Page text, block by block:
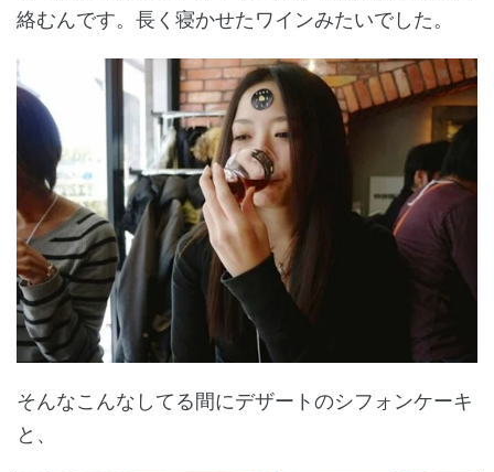
絡むんです。長く寝かせたワインみたいでした。
そんなこんなしてる間にデザートのシフォンケーキ
と、